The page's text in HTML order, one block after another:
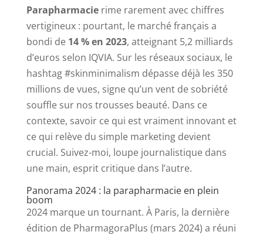
Parapharmacierime rarement avec chiffres
vertigineux : pourtant, le marché français a
bondi de 14 % en 2023, atteignant 5,2 milliards
d’euros selon IQVIA. Sur les réseaux sociaux, le
hashtag #skinminimalism dépasse déjà les 350
millions de vues, signe qu’un vent de sobriété
souffle sur nos trousses beauté. Dans ce
contexte, savoir ce qui est vraiment innovant et
ce qui relève du simple marketing devient
crucial. Suivez-moi, loupe journalistique dans
une main, esprit critique dans l’autre.
Panorama 2024 : la parapharmacie en plein
boom
2024 marque un tournant. À Paris, la dernière
édition de PharmagoraPlus (mars 2024) a réuni